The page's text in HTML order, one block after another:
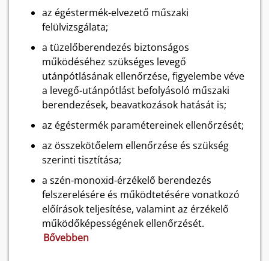
az égéstermék-elvezető műszaki
felülvizsgálata;
a tüzelőberendezés biztonságos
működéséhez szükséges levegő
utánpótlásának ellenőrzése, figyelembe véve
a levegő-utánpótlást befolyásoló műszaki
berendezések, beavatkozások hatását is;
az égéstermék paramétereinek ellenőrzését;
az összekötőelem ellenőrzése és szükség
szerinti tisztítása;
a szén-monoxid-érzékelő berendezés
felszerelésére és működtetésére vonatkozó
előírások teljesítése, valamint az érzékelő
működőképességének ellenőrzését.
Bővebben